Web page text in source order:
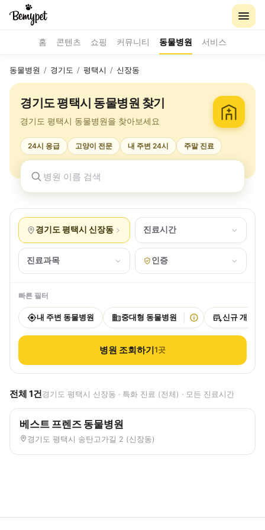
홈 콘텐츠 쇼핑 커뮤니티 동물병원 서비스
동물병원 / 경기도 / 평택시 / 신장동
경기도 평택시 동물병원 찾기
경기도 평택시 동물병원을 찾아보세요
24시 응급 고양이 전문 내 주변 24시 주말 진료
경기도 평택시 신장동 진료시간
진료과목 인증
빠른 필터
내 주변 동물병원 중대형 동물병원 신규 개원
병원 조회하기1곳
전체 1건경기도 평택시 신장동 · 특화 진료 (전체) · 모든 진료시간
베스트 프렌즈 동물병원
경기도 평택시 송탄고가길 2 (신장동)